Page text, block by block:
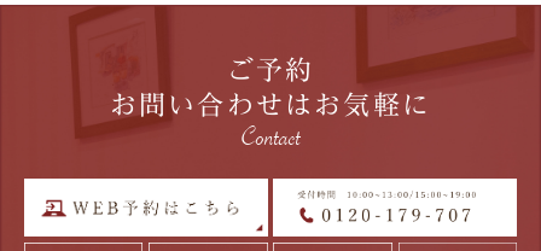
ご予約
お問い合わせはお気軽に
Contact